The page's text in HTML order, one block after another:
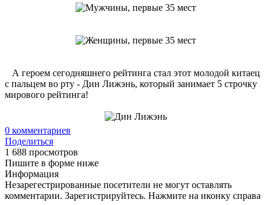
А героем сегодняшнего рейтинга стал этот молодой китаец
с пальцем во рту - Дин Лижэнь, который занимает 5 строчку
мирового рейтинга!
0 комментариев
Поделиться
1 688 просмотров
Пишите в форме ниже
Информация
Незарегестрированные посетители не могут оставлять
комментарии. Зарегистрируйтесь. Нажмите на иконку справа